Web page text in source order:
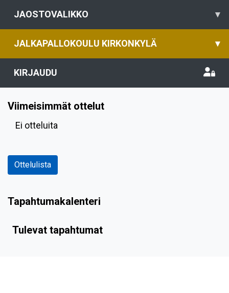
JAOSTOVALIKKO ▾
JALKAPALLOKOULU KIRKONKYLÄ ▾
KIRJAUDU
Viimeisimmät ottelut
Ei otteluita
Ottelulista
Tapahtumakalenteri
Tulevat tapahtumat